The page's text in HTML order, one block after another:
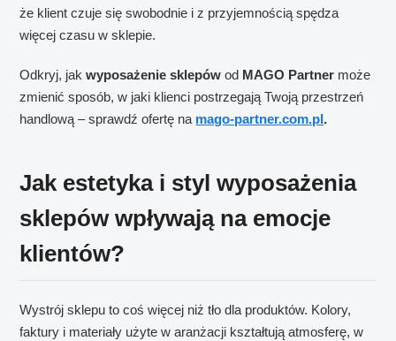
że klient czuje się swobodnie i z przyjemnością spędza
więcej czasu w sklepie.
Odkryj, jakwyposażenie sklepów od MAGO Partner może
zmienić sposób, w jaki klienci postrzegają Twoją przestrzeń
handlową – sprawdź ofertę na mago-partner.com.pl.
Jak estetyka i styl wyposażenia
sklepów wpływają na emocje
klientów?
Wystrój sklepu to coś więcej niż tło dla produktów. Kolory,
faktury i materiały użyte w aranżacji kształtują atmosferę, w